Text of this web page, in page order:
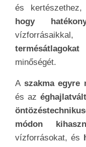
és
hogy
vízforrásaikkal,
minőségét.
A szakma egyre
és az
módon
vízforrásokat, és